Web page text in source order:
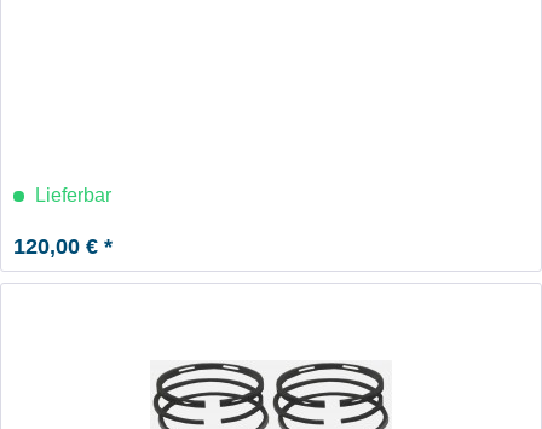
Lieferbar
120,00 € *